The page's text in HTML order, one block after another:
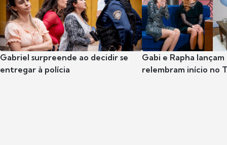
Gabriel surpreende ao decidir se
entregar à polícia
Gabi e Rapha
relembram início no